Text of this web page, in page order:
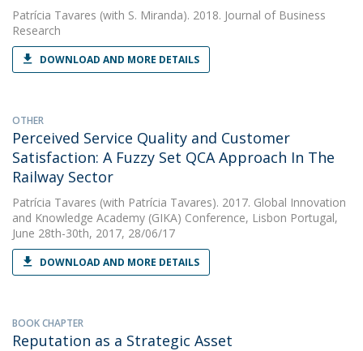
Patrícia Tavares (with S. Miranda). 2018. Journal of Business
Research
DOWNLOAD AND MORE DETAILS
OTHER
Perceived Service Quality and Customer
Satisfaction: A Fuzzy Set QCA Approach In The
Railway Sector
Patrícia Tavares (with Patrícia Tavares). 2017. Global Innovation
and Knowledge Academy (GIKA) Conference, Lisbon Portugal,
June 28th-30th, 2017, 28/06/17
DOWNLOAD AND MORE DETAILS
BOOK CHAPTER
Reputation as a Strategic Asset